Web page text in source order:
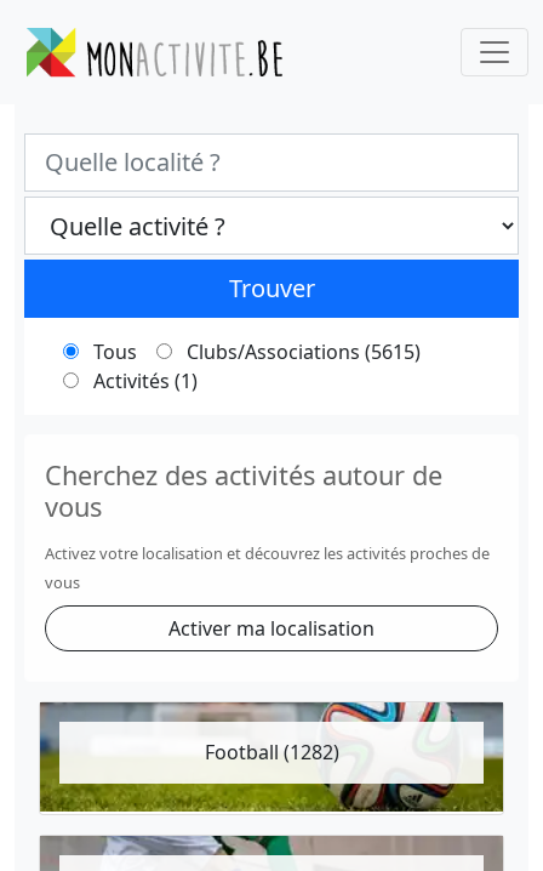
Trouver
Tous
Clubs/Associations (5615)
Activités (1)
Cherchez des activités autour de
vous
Activez votre localisation et découvrez les activités proches de
vous
Activer ma localisation
Football (1282)